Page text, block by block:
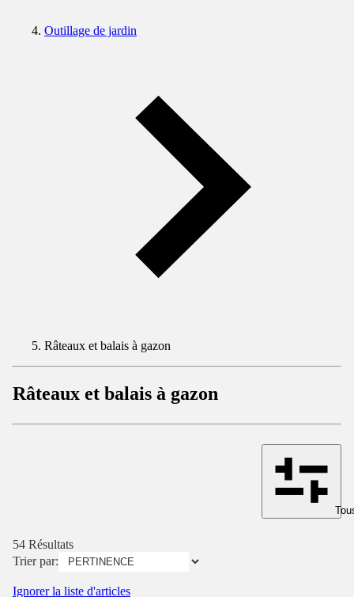
Outillage de jardin
Râteaux et balais à gazon
Râteaux et balais à gazon
54 Résultats
Trier par:
Ignorer la liste d'articles